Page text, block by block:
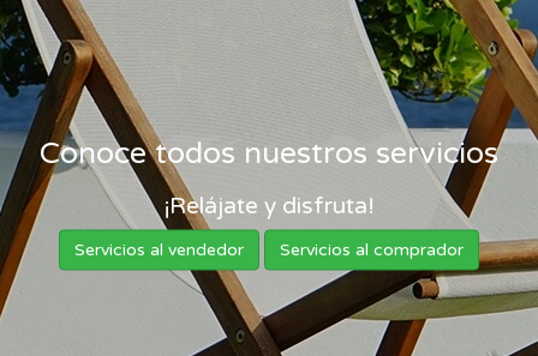
Conoce todos nuestros servicios
¡Relájate y disfruta!
Servicios al vendedor Servicios al comprador